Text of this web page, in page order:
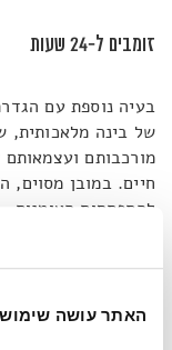
האתר עושה שימוש
זומבים ל-24 שעות
בעיה נוספת עם
של בינה מלאכותית,
מורכבותם
חיים. במובן מסוים,
להתפתחות האומנות
שאנו רואים הולכת
לצורות כלליות
להרגיש כבר כאילו